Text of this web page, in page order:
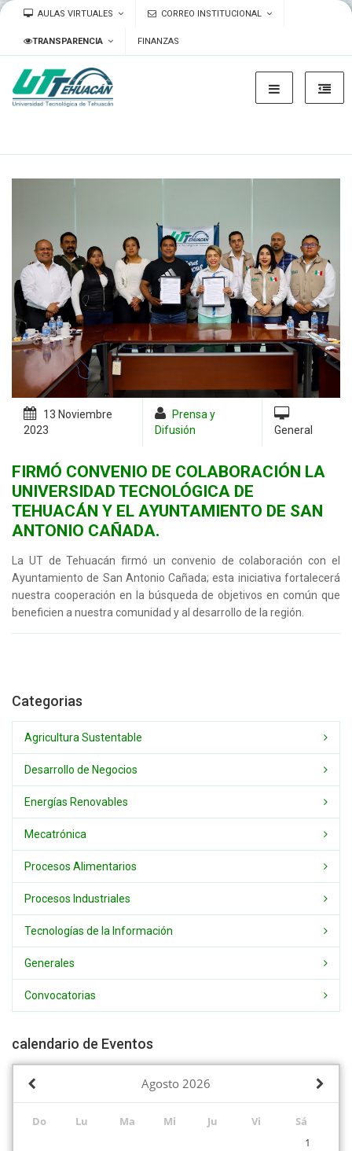
AULAS VIRTUALES CORREO INSTITUCIONAL
TRANSPARENCIA FINANZAS
13 Noviembre
2023
Prensa y
Difusión
General
FIRMÓ CONVENIO DE COLABORACIÓN LA
UNIVERSIDAD TECNOLÓGICA DE
TEHUACÁN Y EL AYUNTAMIENTO DE SAN
ANTONIO CAÑADA.
La UT de Tehuacán firmó un convenio de colaboración con el
Ayuntamiento de San Antonio Cañada; esta iniciativa fortalecerá
nuestra cooperación en la búsqueda de objetivos en común que
beneficien a nuestra comunidad y al desarrollo de la región.
Categorias
Agricultura Sustentable
Desarrollo de Negocios
Energías Renovables
Mecatrónica
Procesos Alimentarios
Procesos Industriales
Tecnologías de la Información
Generales
Convocatorias
calendario de Eventos
Agosto 2026
Do Lu Ma Mi Ju Vi
Sá
1